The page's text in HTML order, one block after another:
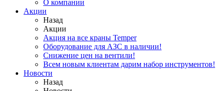
О компании
Акции
Назад
Акции
Акция на все краны Temper
Оборудование для АЗС в наличии!
Снижение цен на вентили!
Всем новым клиентам дарим набор инструментов!
Новости
Назад